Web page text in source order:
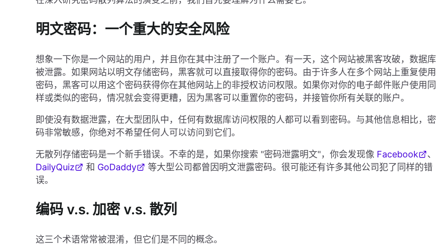
明文密码：一个重大的安全风险
想象一下你是一个网站的用户，并且你在其中注册了一个账户。有一天，这个网站被黑客攻破，数据库
被泄露。如果网站以明文存储密码，黑客就可以直接取得你的密码。由于许多人在多个网站上重复使用
密码，黑客可以用这个密码获得你在其他网站上的非授权访问权限。如果你对你的电子邮件账户使用同
样或类似的密码，情况就会变得更糟，因为黑客可以重置你的密码，并接管你所有关联的账户。
即使没有数据泄露，在大型团队中，任何有数据库访问权限的人都可以看到密码。与其他信息相比，密
码非常敏感，你绝对不希望任何人可以访问到它们。
无散列存储密码是一个新手错误。不幸的是，如果你搜索 "密码泄露明文"，你会发现像 Facebook
、
DailyQuiz
和 GoDaddy
等大型公司都曾因明文泄露密码。很可能还有许多其他公司犯了同样的错
误。
编码 v.s. 加密 v.s. 散列
这三个术语常常被混淆，但它们是不同的概念。